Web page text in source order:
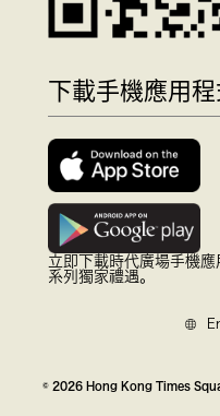
下載手機應用
立即下載時代廣場手機
系列獨家禮遇。
© 2026 Hong Kong Times